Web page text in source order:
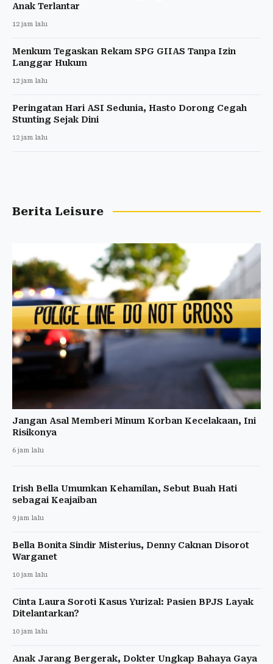
Anak Terlantar
12 jam lalu
Menkum Tegaskan Rekam SPG GIIAS Tanpa Izin
Langgar Hukum
12 jam lalu
Peringatan Hari ASI Sedunia, Hasto Dorong Cegah
Stunting Sejak Dini
12 jam lalu
Berita Leisure
Jangan Asal Memberi Minum Korban Kecelakaan, Ini
Risikonya
6 jam lalu
Irish Bella Umumkan Kehamilan, Sebut Buah Hati
sebagai Keajaiban
9 jam lalu
Bella Bonita Sindir Misterius, Denny Caknan Disorot
Warganet
10 jam lalu
Cinta Laura Soroti Kasus Yurizal: Pasien BPJS Layak
Ditelantarkan?
10 jam lalu
Anak Jarang Bergerak, Dokter Ungkap Bahaya Gaya